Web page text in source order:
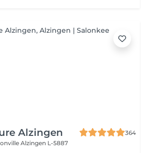
Alzingen
364
Alzingen L-5887